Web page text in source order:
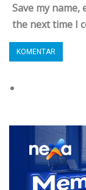
Save my
the next time I